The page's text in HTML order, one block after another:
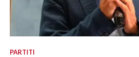
PARTITI